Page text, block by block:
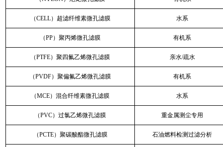
（CELL）超滤纤维素微孔滤膜 水系
（PP）聚丙烯微孔滤膜 有机系
（PTFE）聚四氟乙烯微孔滤膜 亲水/疏水
（PVDF）聚偏氟乙烯微孔滤膜 有机系
（MCE）混合纤维素微孔滤膜 水系
（PVC）过氯乙烯微孔滤膜 重金属测尘专用
（PCTE）聚碳酸酯微孔滤膜 石油燃料检测过滤分析